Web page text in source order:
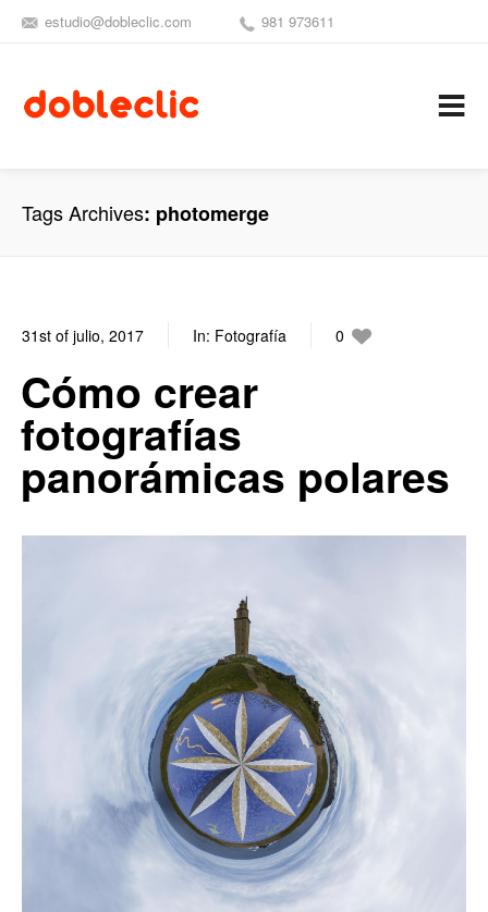
estudio@dobleclic.com 981 973611
Tags Archives photomerge
31st of julio, 2017 In: Fotografía
0
Cómo crear
fotografías
panorámicas polares